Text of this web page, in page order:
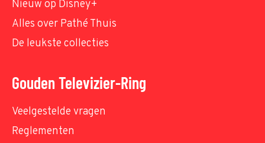
Nieuw op Disney+
Alles over Pathé Thuis
De leukste collecties
Gouden Televizier-Ring
Veelgestelde vragen
Reglementen